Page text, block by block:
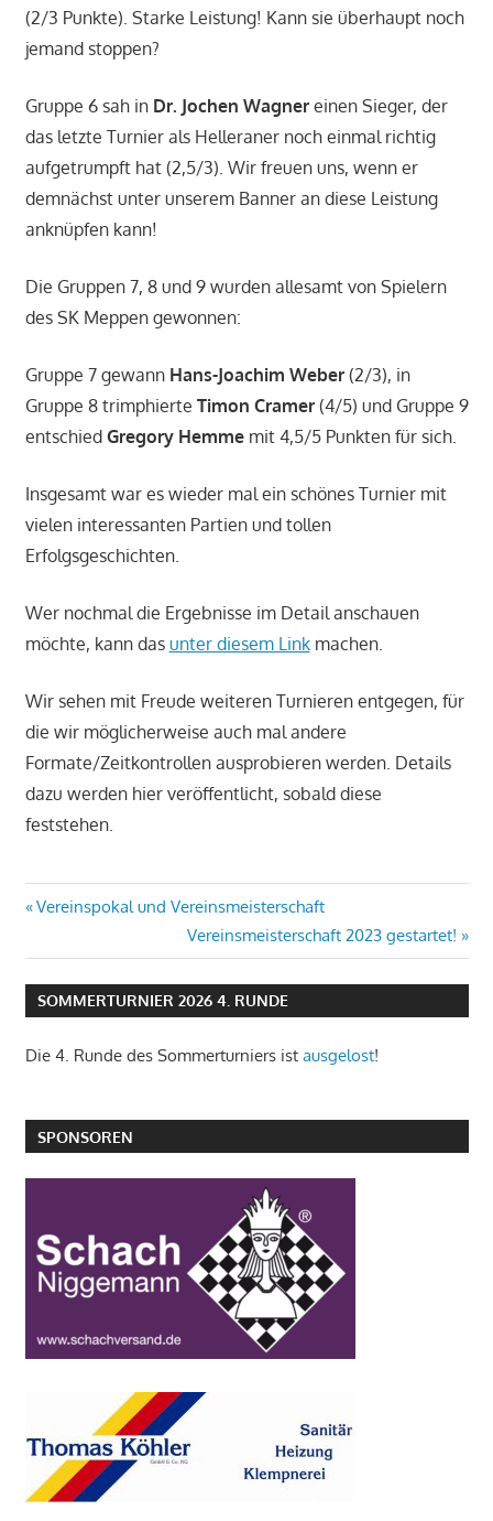
(2/3 Punkte). Starke Leistung! Kann sie überhaupt noch
jemand stoppen?
Gruppe 6 sah in Dr. Jochen Wagnereinen Sieger, der
das letzte Turnier als Helleraner noch einmal richtig
aufgetrumpft hat (2,5/3). Wir freuen uns, wenn er
demnächst unter unserem Banner an diese Leistung
anknüpfen kann!
Die Gruppen 7, 8 und 9 wurden allesamt von Spielern
des SK Meppen gewonnen:
Gruppe 7 gewann Hans-Joachim Weber(2/3), in
Gruppe 8 trimphierte Timon Cramer(4/5) und Gruppe 9
entschied Gregory Hemmemit 4,5/5 Punkten für sich.
Insgesamt war es wieder mal ein schönes Turnier mit
vielen interessanten Partien und tollen
Erfolgsgeschichten.
Wer nochmal die Ergebnisse im Detail anschauen
möchte, kann das unter diesem Linkmachen.
Wir sehen mit Freude weiteren Turnieren entgegen, für
die wir möglicherweise auch mal andere
Formate/Zeitkontrollen ausprobieren werden. Details
dazu werden hier veröffentlicht, sobald diese
feststehen.
Beitragsnavigation
Vorheriger
Vereinspokal und Vereinsmeisterschaft
Nächster
Beitrag:
Vereinsmeisterschaft 2023 gestartet!
SOMMERTURNIER 2026 4. RUNDE
Die 4. Runde des Sommerturniers ist ausgelost!
SPONSOREN